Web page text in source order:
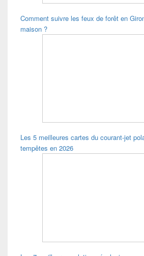
Comment suivre les feux de forêt en
maison ?
Les 5 meilleures cartes du courant-jet
tempêtes en 2026